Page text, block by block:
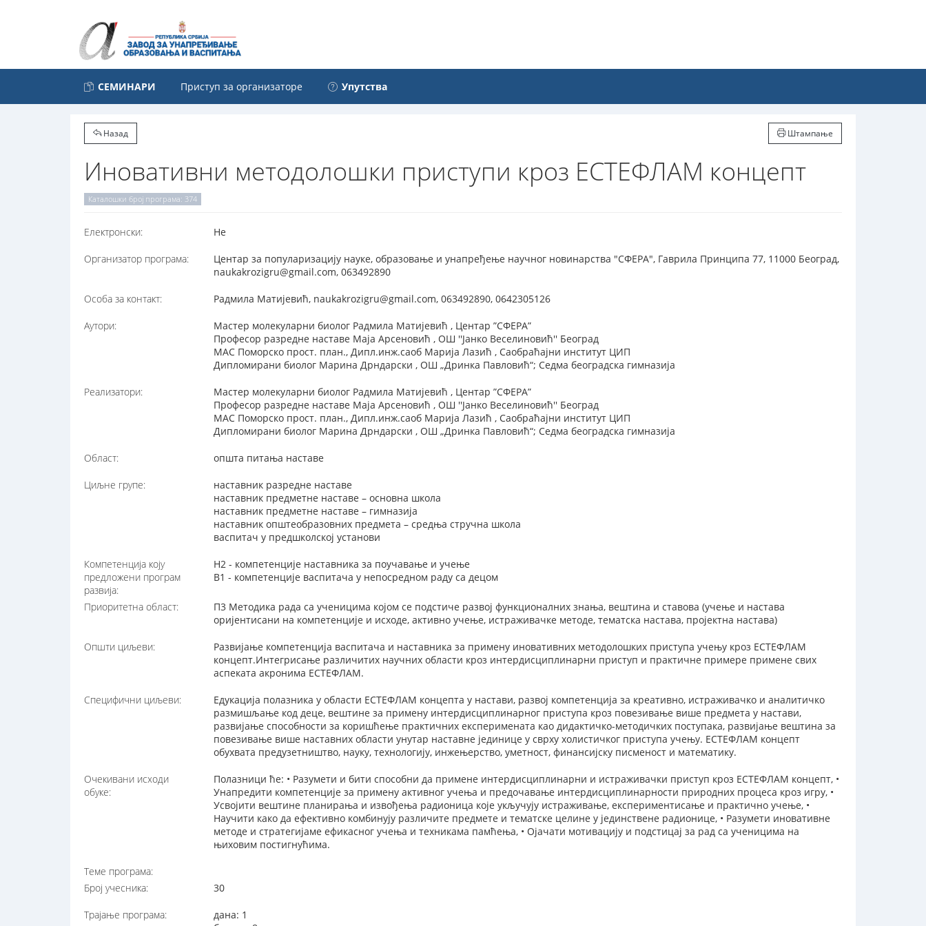
СЕМИНАРИ Приступ за организаторе Упутства
Назад Штампање
Иновативни методолошки приступи кроз ЕСТЕФЛАМ концепт
Каталошки број програма: 374
Електронски: Не
Организатор програма:
Центар за популаризацију науке, образовање и унапређење научног новинарства "СФЕРА", Гаврила Принципа 77, 11000 Београд,
naukakrozigru@gmail.com, 063492890
Особа за контакт: Радмила Матијевић, naukakrozigru@gmail.com, 063492890, 0642305126
Аутори:
Мастер молекуларни биолог Радмила Матијевић , Центар ”СФЕРА”
Професор разредне наставе Маја Арсеновић , ОШ ''Јанко Веселиновић'' Београд
МАС Поморско прост. план., Дипл.инж.саоб Марија Лазић , Саобраћајни институт ЦИП
Дипломирани биолог Maрина Дрндарски , ОШ „Дринка Павловић“; Седма београдска гимназија
Реализатори:
Мастер молекуларни биолог Радмила Матијевић , Центар ”СФЕРА”
Професор разредне наставе Маја Арсеновић , ОШ ''Јанко Веселиновић'' Београд
МАС Поморско прост. план., Дипл.инж.саоб Марија Лазић , Саобраћајни институт ЦИП
Дипломирани биолог Maрина Дрндарски , ОШ „Дринка Павловић“; Седма београдска гимназија
Област: општа питања наставе
Циљне групе:
наставник разредне наставе
наставник предметне наставе – основна школа
наставник предметне наставе – гимназија
наставник општеобразовних предмета – средња стручна школа
васпитач у предшколској установи
Компетенција коју
предложени програм
развија:
Н2 - компетенције наставника за поучавање и учење
В1 - компетенције васпитача у непосредном раду са децом
Приоритетна област:
П3 Методика рада са ученицима којом се подстиче развој функционалних знања, вештина и ставова (учење и настава
оријентисани на компетенције и исходе, активно учење, истраживачке методе, тематска настава, пројектна настава)
Општи циљеви:
Развијање компетенција васпитача и наставника за примену иновативних методолошких приступа учењу кроз ЕСТЕФЛАМ
концепт.Интегрисање различитих научних области кроз интердисциплинарни приступ и практичне примере примене свих
аспеката акронима ЕСТЕФЛАМ.
Специфични циљеви:
Едукација полазника у области ЕСТЕФЛАМ концепта у настави, развој компетенција за креативно, истраживачко и аналитичко
размишљање код деце, вештинe за примену интердисциплинарног приступа кроз повезивање више предмета у настави,
развијање способности за коришћење практичних експеримената као дидактичко-методичких поступака, развијање вештина за
повезивање више наставних области унутар наставне јединице у сврху холистичкoг приступa учењу. ЕСТЕФЛАМ концепт
обухвата предузетништво, науку, технологију, инжењерство, уметност, финансијску писменост и математику.
Очекивани исходи
обуке:
Полазници ће: • Разумети и бити способни да примене интердисциплинарни и истраживачки приступ кроз ЕСТЕФЛАМ концепт, •
Унапредити компетенције за примену активног учења и предочавање интердисциплинарности природних процеса кроз игру, •
Усвојити вештине планирања и извођења радионица које укључују истраживање, експериментисање и практично учење, •
Научити како да ефективно комбинују различите предмете и тематске целине у јединствене радионице, • Разумети иновативне
методе и стратегијамe ефикасног учења и техникама памћења, • Ојачати мотивацију и подстицај за рад са ученицима на
њиховим постигнућима.
Теме програма:
Број учесника:
30
Трајање програма:
дана: 1